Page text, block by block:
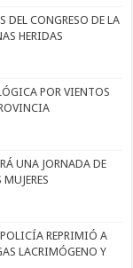
DEL CONGRESO DE LA
HERIDAS
POR VIENTOS
UNA JORNADA DE
REPRIMIÓ A
LACRIMÓGENO Y